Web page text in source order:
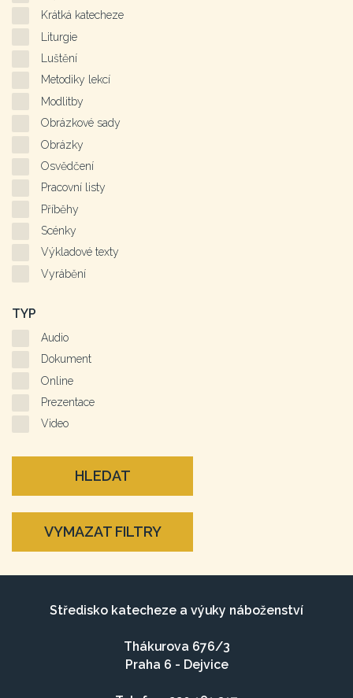
Krátká katecheze
Liturgie
Luštění
Metodiky lekcí
Modlitby
Obrázkové sady
Obrázky
Osvědčení
Pracovní listy
Příběhy
Scénky
Výkladové texty
Vyrábění
TYP
Audio
Dokument
Online
Prezentace
Video
HLEDAT
VYMAZAT FILTRY
Středisko katecheze a výuky náboženství
Thákurova 676/3
Praha 6 - Dejvice